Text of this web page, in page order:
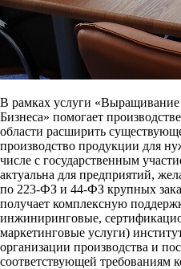
В рамках услуги
Бизнеса» помогает
области расширить
производство продукции для
числе с государственным
актуальна для предприятий,
по 223-ФЗ и 44-ФЗ крупных
получает комплексную
инжиниринговые,
маркетинговые услуги)
организации производства и
соответствующей требованиям